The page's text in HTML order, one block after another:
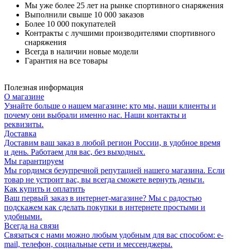
Мы уже более 25 лет на рынке спортивного снаряжения
Выполнили свыше 10 000 заказов
Более 10 000 покупателей
Контракты с лучшими производителями спортивного
снаряжения
Всегда в наличии новые модели
Гарантия на все товары
Полезная информация
О магазине
Узнайте больше о нашем магазине: кто мы, наши клиенты и
почему они выбрали именно нас. Наши контакты и
реквизиты.
Доставка
Доставим ваш заказ в любой регион России, в удобное время
и день. Работаем для вас, без выходных.
Мы гарантируем
Мы гордимся безупречной репутацией нашего магазина. Если
товар не устроит вас, вы всегда сможете вернуть деньги.
Как купить и оплатить
Ваш первый заказ в интернет-магазине? Мы с радостью
подскажем как сделать покупки в интернете простыми и
удобными.
Всегда на связи
Связаться с нами можно любым удобным для вас способом: e-
mail, телефон, социальные сети и мессенджеры.